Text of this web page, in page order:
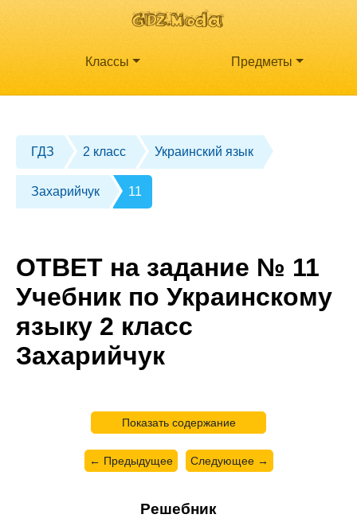
Классы Предметы
ГДЗ 2 класс Украинский язык
Захарийчук 11
ОТВЕТ на задание № 11
Учебник по Украинскому
языку 2 класс
Захарийчук
Показать содержание
← Предыдущее Следующее →
Решебник